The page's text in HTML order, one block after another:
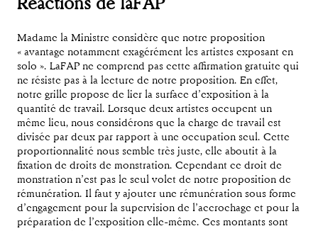
Réactions de laFAP
Madame la Ministre considère que notre proposition
« avantage notamment exagérément les artistes exposant en
solo ». LaFAP ne comprend pas cette affirmation gratuite qui
ne résiste pas à la lecture de notre proposition. En effet,
notre grille propose de lier la surface d’exposition à la
quantité de travail. Lorsque deux artistes occupent un
même lieu, nous considérons que la charge de travail est
divisée par deux par rapport à une occupation seul. Cette
proportionnalité nous semble très juste, elle aboutit à la
fixation de droits de monstration. Cependant ce droit de
monstration n’est pas le seul volet de notre proposition de
rémunération. Il faut y ajouter une rémunération sous forme
d’engagement pour la supervision de l’accrochage et pour la
préparation de l’exposition elle-même. Ces montants sont